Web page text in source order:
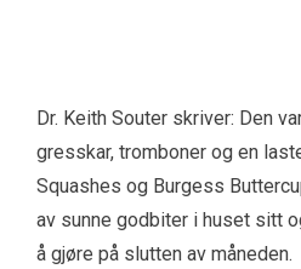
Dr. Keith Souter skriver: Den
gresskar, tromboner og en
Squashes og Burgess
av sunne godbiter i huset sitt
å gjøre på slutten av måneden.